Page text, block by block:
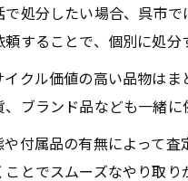
処分したい場合、呉市
することで、個別に処分
クル価値の高い品物は
ブランド品なども一緒
付属品の有無によって
とでスムーズなやり取り